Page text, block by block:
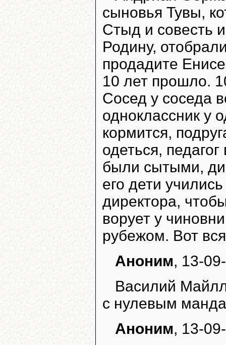
сыновья Тувы,
Стыд и совесть
Родину,
продадите
10 лет прошло.
Сосед у соседа
одноклассник у
кормится,
одеться,
были сытыми,
его дети
директора,
ворует у
рубежом. Вот
Аноним, 13-
Василий
с нулевым
Аноним, 13-